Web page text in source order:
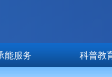
能服务 科普教